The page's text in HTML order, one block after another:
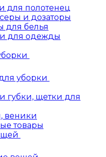
для полотенец
и дозаторы
для белья
для одежды
уборки
губки, щетки для
веники
товары